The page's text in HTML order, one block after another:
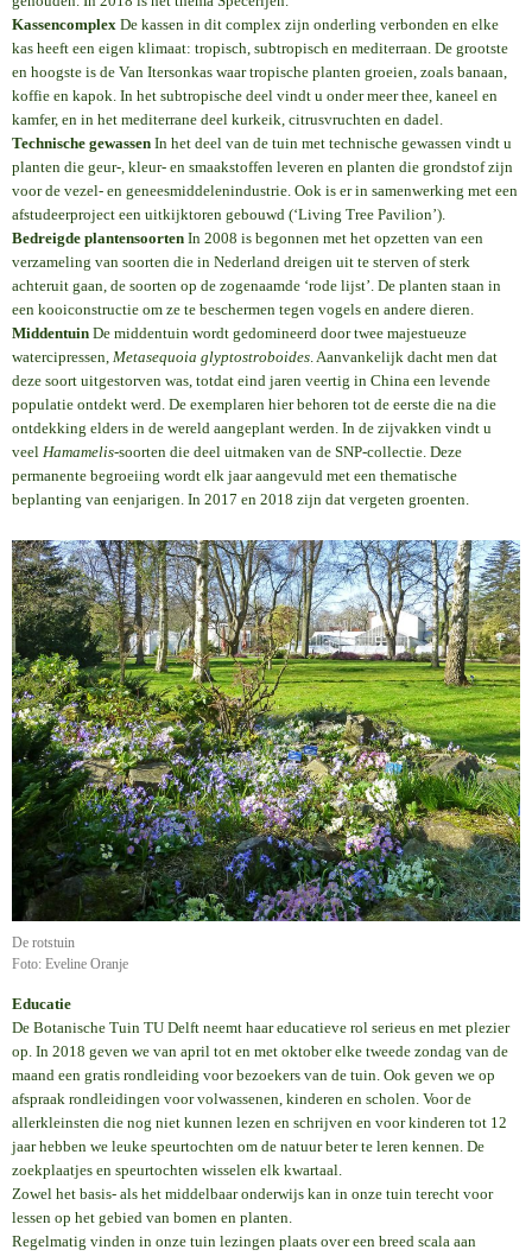
Kassencomplex De kassen in dit complex zijn onderling verbonden en elke
kas heeft een eigen klimaat: tropisch, subtropisch en mediterraan. De grootste
en hoogste is de Van Itersonkas waar tropische planten groeien, zoals banaan,
koffie en kapok. In het subtropische deel vindt u onder meer thee, kaneel en
kamfer, en in het mediterrane deel kurkeik, citrusvruchten en dadel.
Technische gewassen In het deel van de tuin met technische gewassen vindt u
planten die geur-, kleur- en smaakstoffen leveren en planten die grondstof zijn
voor de vezel- en geneesmiddelenindustrie. Ook is er in samenwerking met een
afstudeerproject een uitkijktoren gebouwd (‘Living Tree Pavilion’).
Bedreigde plantensoorten In 2008 is begonnen met het opzetten van een
verzameling van soorten die in Nederland dreigen uit te sterven of sterk
achteruit gaan, de soorten op de zogenaamde ‘rode lijst’. De planten staan in
een kooiconstructie om ze te beschermen tegen vogels en andere dieren.
Middentuin De middentuin wordt gedomineerd door twee majestueuze
watercipressen, Metasequoia glyptostroboides. Aanvankelijk dacht men dat
deze soort uitgestorven was, totdat eind jaren veertig in China een levende
populatie ontdekt werd. De exemplaren hier behoren tot de eerste die na die
ontdekking elders in de wereld aangeplant werden. In de zijvakken vindt u
veel Hamamelis-soorten die deel uitmaken van de SNP-collectie. Deze
permanente begroeiing wordt elk jaar aangevuld met een thematische
beplanting van eenjarigen. In 2017 en 2018 zijn dat vergeten groenten.
De rotstuin
Foto: Eveline Oranje
Educatie
De Botanische Tuin TU Delft neemt haar educatieve rol serieus en met plezier
op. In 2018 geven we van april tot en met oktober elke tweede zondag van de
maand een gratis rondleiding voor bezoekers van de tuin. Ook geven we op
afspraak rondleidingen voor volwassenen, kinderen en scholen. Voor de
allerkleinsten die nog niet kunnen lezen en schrijven en voor kinderen tot 12
jaar hebben we leuke speurtochten om de natuur beter te leren kennen. De
zoekplaatjes en speurtochten wisselen elk kwartaal.
Zowel het basis- als het middelbaar onderwijs kan in onze tuin terecht voor
lessen op het gebied van bomen en planten.
Regelmatig vinden in onze tuin lezingen plaats over een breed scala aan